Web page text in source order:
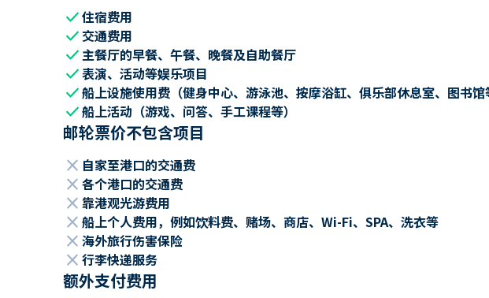
check住宿费用
check 交通费用
check主餐厅的早餐、午餐、晚餐及自助餐厅
check表演、活动等娱乐项目
check船上设施使用费（健身中心、游泳池、按摩浴缸、俱乐部休息室、图书馆
check船上活动（游戏、问答、手工课程等）
邮轮票价不包含项目
close 自家至港口的交通费
close 各个港口的交通费
close 靠港观光游费用
close 船上个人费用，例如饮料费、赌场、商店、Wi-Fi、SPA、洗衣等
close 海外旅行伤害保险
close 行李快递服务
额外支付费用